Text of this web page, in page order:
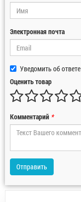
Электронная почта
Уведомить об ответе
Оценить товар
Комментарий *
Отправить